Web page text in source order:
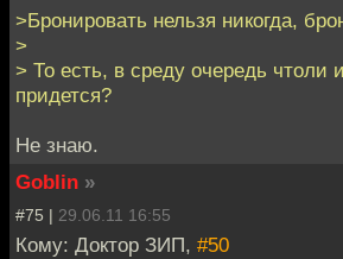
>Бронировать нельзя никогда,
>
> То есть, в среду очередь чтоли
придется?
Не знаю.
Goblin »
#75 | 29.06.11 16:55
Кому: Доктор ЗИП, #50